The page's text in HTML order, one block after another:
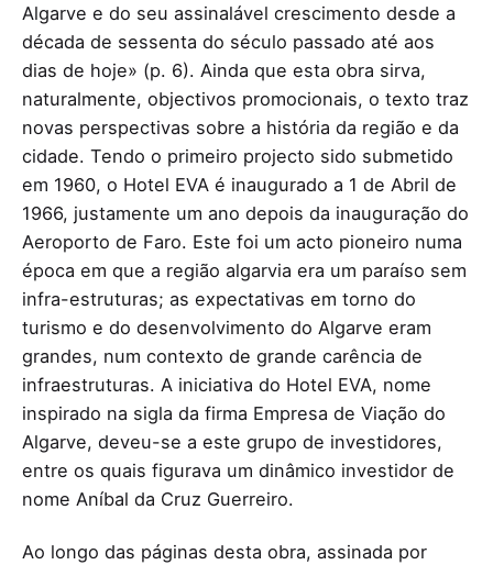
Algarve e do seu assinalável crescimento desde a
década de sessenta do século passado até aos
dias de hoje» (p. 6). Ainda que esta obra sirva,
naturalmente, objectivos promocionais, o texto traz
novas perspectivas sobre a história da região e da
cidade. Tendo o primeiro projecto sido submetido
em 1960, o Hotel EVA é inaugurado a 1 de Abril de
1966, justamente um ano depois da inauguração do
Aeroporto de Faro. Este foi um acto pioneiro numa
época em que a região algarvia era um paraíso sem
infra-estruturas; as expectativas em torno do
turismo e do desenvolvimento do Algarve eram
grandes, num contexto de grande carência de
infraestruturas. A iniciativa do Hotel EVA, nome
inspirado na sigla da firma Empresa de Viação do
Algarve, deveu-se a este grupo de investidores,
entre os quais figurava um dinâmico investidor de
nome Aníbal da Cruz Guerreiro.
Ao longo das páginas desta obra, assinada por